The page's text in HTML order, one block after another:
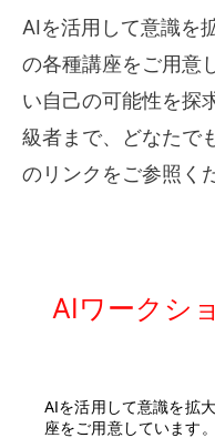
AIを活用して意識を
の各種講座をご用意
い自己の可能性を探
級者まで、どなたで
のリンクをご参照く
AIワークシ
AIを活用して意識を拡
座をご用意しています